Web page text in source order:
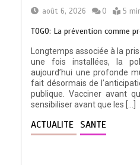
août 6, 2026
0 5
TOGO: La prévention comme
Longtemps associée à la
une fois installées, la
aujourd’hui une profonde
fait désormais de
publique. Vacciner avant
sensibiliser avant que les […]
ACTUALITE SANTE